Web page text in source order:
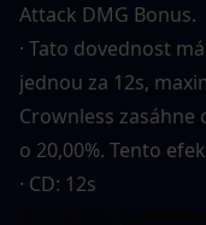
Attack DMG Bonus.
· Tato dovednost
jednou za 12s,
Crownless zasáhne
o 20,00%. Tento
· CD: 12s